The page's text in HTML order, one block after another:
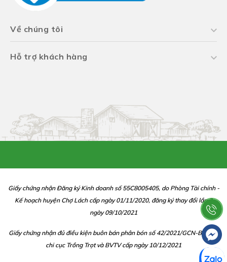
Về chúng tôi
Hỗ trợ khách hàng
Giấy chứng nhận Đăng ký Kinh doanh số 55C8005405, do Phòng Tài chính -
Kế hoạch huyện Chợ Lách cấp ngày 01/11/2020, đăng ký thay đổi lần 2
ngày 09/10/2021
Giấy chứng nhận đủ điều kiện buôn bán phân bón số 42/2021/GCN-BBP do
chi cục Trồng Trọt và BVTV cấp ngày 10/12/2021